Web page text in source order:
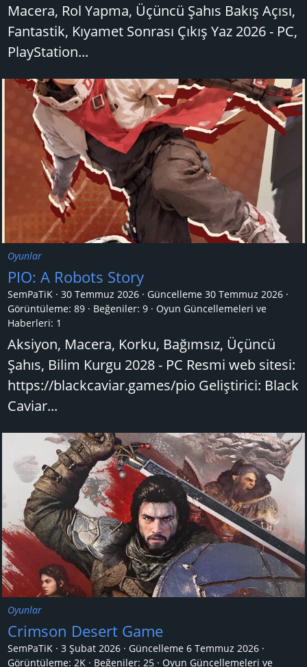
Macera, Rol Yapma, Üçüncü Şahıs Bakış Açısı,
Fantastik, Kıyamet Sonrası Çıkış Yaz 2026 - PC,
PlayStation...
Oyunlar
PIO: A Robots Story
SemPaTiK 30 Temmuz 2026 Güncelleme 30 Temmuz 2026
Görüntüleme: 89
Beğeniler: 9
Oyun Güncellemeleri ve
Haberleri: 1
Aksiyon, Macera, Korku, Bağımsız, Üçüncü
Şahıs, Bilim Kurgu 2028 - PC Resmi web sitesi:
https://blackcaviar.games/pio Geliştirici: Black
Caviar...
Oyunlar
Crimson Desert Game
SemPaTiK 3 Şubat 2026 Güncelleme 6 Temmuz 2026
Görüntüleme: 2K
Beğeniler: 25 Oyun Güncellemeleri ve